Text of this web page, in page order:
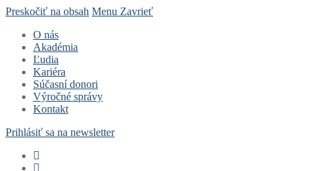
Preskočiť na obsah Menu Zavrieť
O nás
Akadémia
Ľudia
Kariéra
Súčasní donori
Výročné správy
Kontakt
Prihlásiť sa na newsletter